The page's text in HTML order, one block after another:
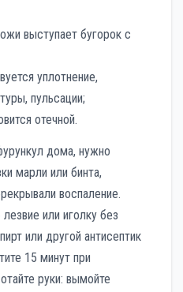
выступает бугорок с
уплотнение,
пульсации;
отечной.
дома, нужно
марли или бинта,
воспаление.
или иголку без
или другой антисептик
15 минут при
руки: вымойте